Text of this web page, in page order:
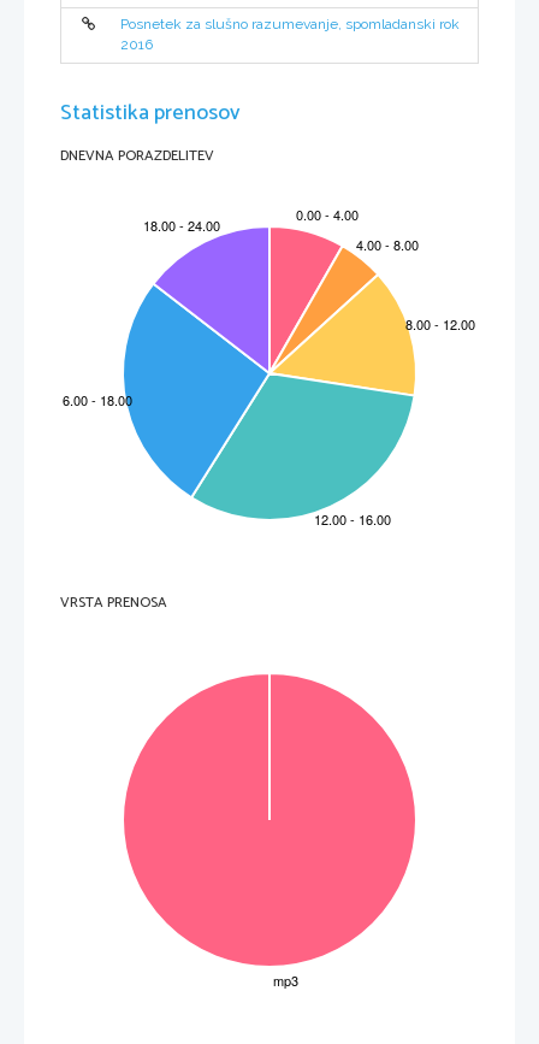
Posnetek za slušno razumevanje, spomladanski rok
2016
Statistika prenosov
DNEVNA PORAZDELITEV
VRSTA PRENOSA